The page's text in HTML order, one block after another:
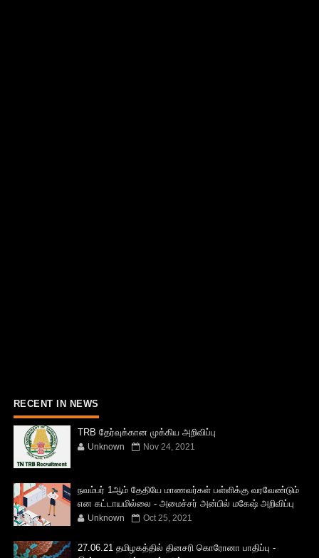
RECENT IN NEWS
TRB தேர்வுக்கான முக்கிய அறிவிப்பு
Unknown Nov 24, 2021
நவம்பர் 1ஆம் தேதியே மாணவர்கள் பள்ளிக்கு வரவேண்டும்
என கட்டாயமில்லை - அமைச்சர் அன்பில் மகேஷ் அறிவிப்பு
Unknown Oct 25, 2021
27.06.21 தமிழகத்தில் தினசரி கொரோனா பாதிப்பு -